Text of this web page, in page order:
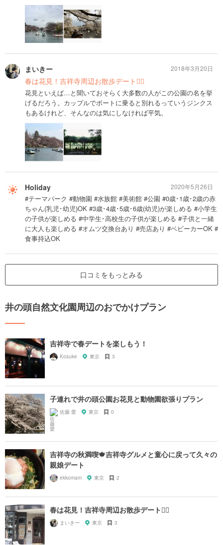
まいきー
春は花見！吉祥寺周辺お散歩デート🚶‍♂️
花見といえば…と聞いておそらく大多数の人がこの公園の名を挙
げるだろう。カップルでボートに乗ると別れるっていうジンクス
もあるけれど、そんなのは気にしなければ平気。
2018年3月20日
Holiday
#テーマパーク #動物園 #水族館 #美術館 #公園 #0歳･1歳･2歳の赤
ちゃん(乳児･幼児)OK #3歳･4歳･5歳･6歳(幼児)が楽しめる #小学生
の子供が楽しめる #中学生･高校生の子供が楽しめる #子供と一緒
に大人も楽しめる #オムツ交換台あり #売店あり #ベビーカーOK #
食事持込OK
2020年5月26日
口コミをもっとみる
井の頭自然文化園周辺のおでかけプラン
吉祥寺で春デートを楽しもう！
Kosuke 東京 3
子連れで井の頭公園お花見と動物園欲張りプラン
佐藤 愛 東京 0
吉祥寺の秋満喫🍁吉祥寺グルメと童心に戻って久々の
親娘デート
ekkomam 東京 2
春は花見！吉祥寺周辺お散歩デート🚶‍♂️
まいきー 東京 3